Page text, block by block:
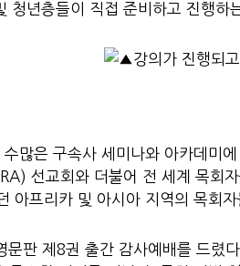
청년층들이 직접 준비하고 진행하
많은 구속사 세미나와 아카데미
선교회와 더불어 전 세계 목회
아프리카 및 아시아 지역의 목회
판 제8권 출간 감사예배를 드렸